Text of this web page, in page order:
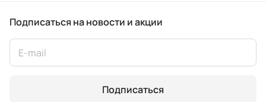
Подписаться на новости и акции
Подписаться